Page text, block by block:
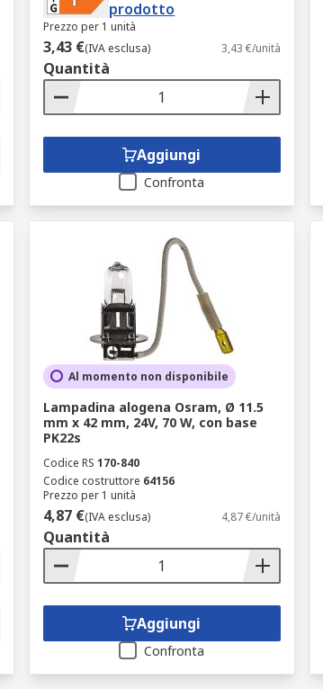
prodotto
Prezzo per 1 unità
3,43 €(IVA esclusa) 3,43 €/unità
Quantità
Aggiungi
Confronta
Al momento non disponibile
Lampadina alogena Osram, Ø 11.5
mm x 42 mm, 24V, 70 W, con base
PK22s
Codice RS 170-840
Codice costruttore 64156
Prezzo per 1 unità
4,87 €(IVA esclusa) 4,87 €/unità
Quantità
Aggiungi
Confronta